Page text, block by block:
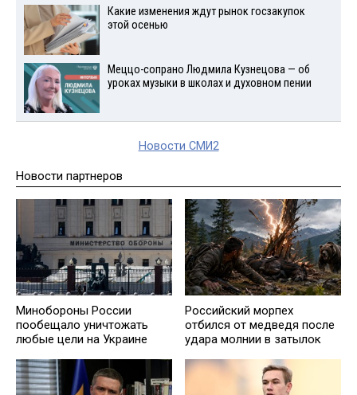
Какие изменения ждут рынок госзакупок
этой осенью
Меццо-сопрано Людмила Кузнецова — об
уроках музыки в школах и духовном пении
Новости СМИ2
Новости партнеров
Минобороны России
пообещало уничтожать
любые цели на Украине
Российский морпех
отбился от медведя после
удара молнии в затылок